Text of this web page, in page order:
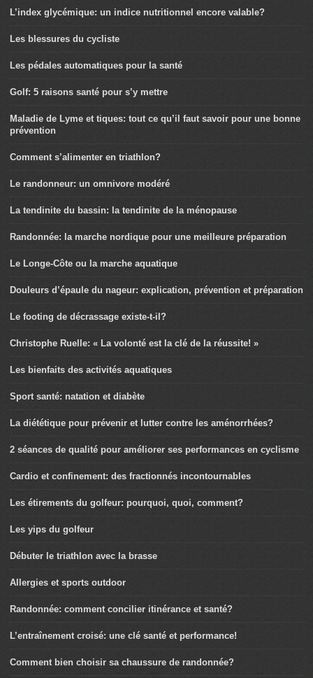
L’index glycémique: un indice nutritionnel encore valable?
Les blessures du cycliste
Les pédales automatiques pour la santé
Golf: 5 raisons santé pour s’y mettre
Maladie de Lyme et tiques: tout ce qu’il faut savoir pour une bonne
prévention
Comment s’alimenter en triathlon?
Le randonneur: un omnivore modéré
La tendinite du bassin: la tendinite de la ménopause
Randonnée: la marche nordique pour une meilleure préparation
Le Longe-Côte ou la marche aquatique
Douleurs d’épaule du nageur: explication, prévention et préparation
Le footing de décrassage existe-t-il?
Christophe Ruelle: « La volonté est la clé de la réussite! »
Les bienfaits des activités aquatiques
Sport santé: natation et diabète
La diététique pour prévenir et lutter contre les aménorrhées?
2 séances de qualité pour améliorer ses performances en cyclisme
Cardio et confinement: des fractionnés incontournables
Les étirements du golfeur: pourquoi, quoi, comment?
Les yips du golfeur
Débuter le triathlon avec la brasse
Allergies et sports outdoor
Randonnée: comment concilier itinérance et santé?
L’entraînement croisé: une clé santé et performance!
Comment bien choisir sa chaussure de randonnée?